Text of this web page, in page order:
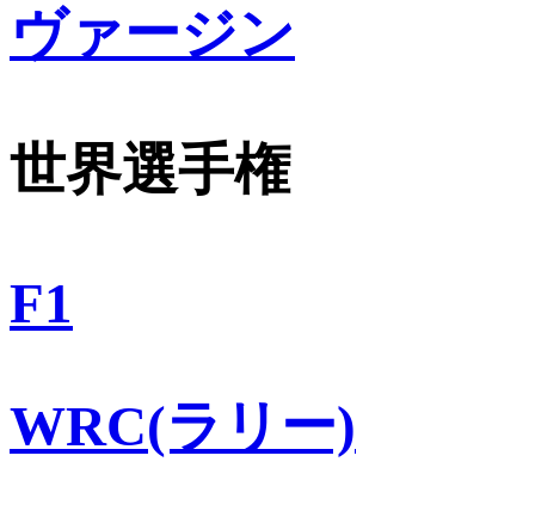
ヴァージン
世界選手権
F1
WRC(ラリー)